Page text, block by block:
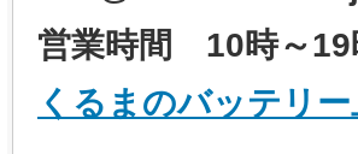
営業時間 10時
くるまのバッテリ